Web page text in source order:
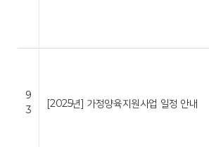
9
3
[2025년] 가정양육지원사업 일정 안내